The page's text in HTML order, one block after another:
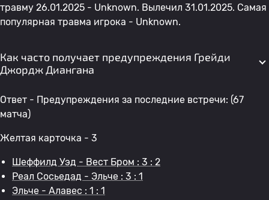
травму 26.01.2025 - Unknown. Вылечил 31.01.2025. Самая
популярная травма игрока - Unknown.
Как часто получает предупреждения Грейди
Джордж Диангана
Ответ - Предупреждения за последние встречи: (67
матча)
Желтая карточка - 3
Шеффилд Уэд - Вест Бром : 3 : 2
Реал Сосьедад - Эльче : 3 : 1
Эльче - Алавес : 1 : 1